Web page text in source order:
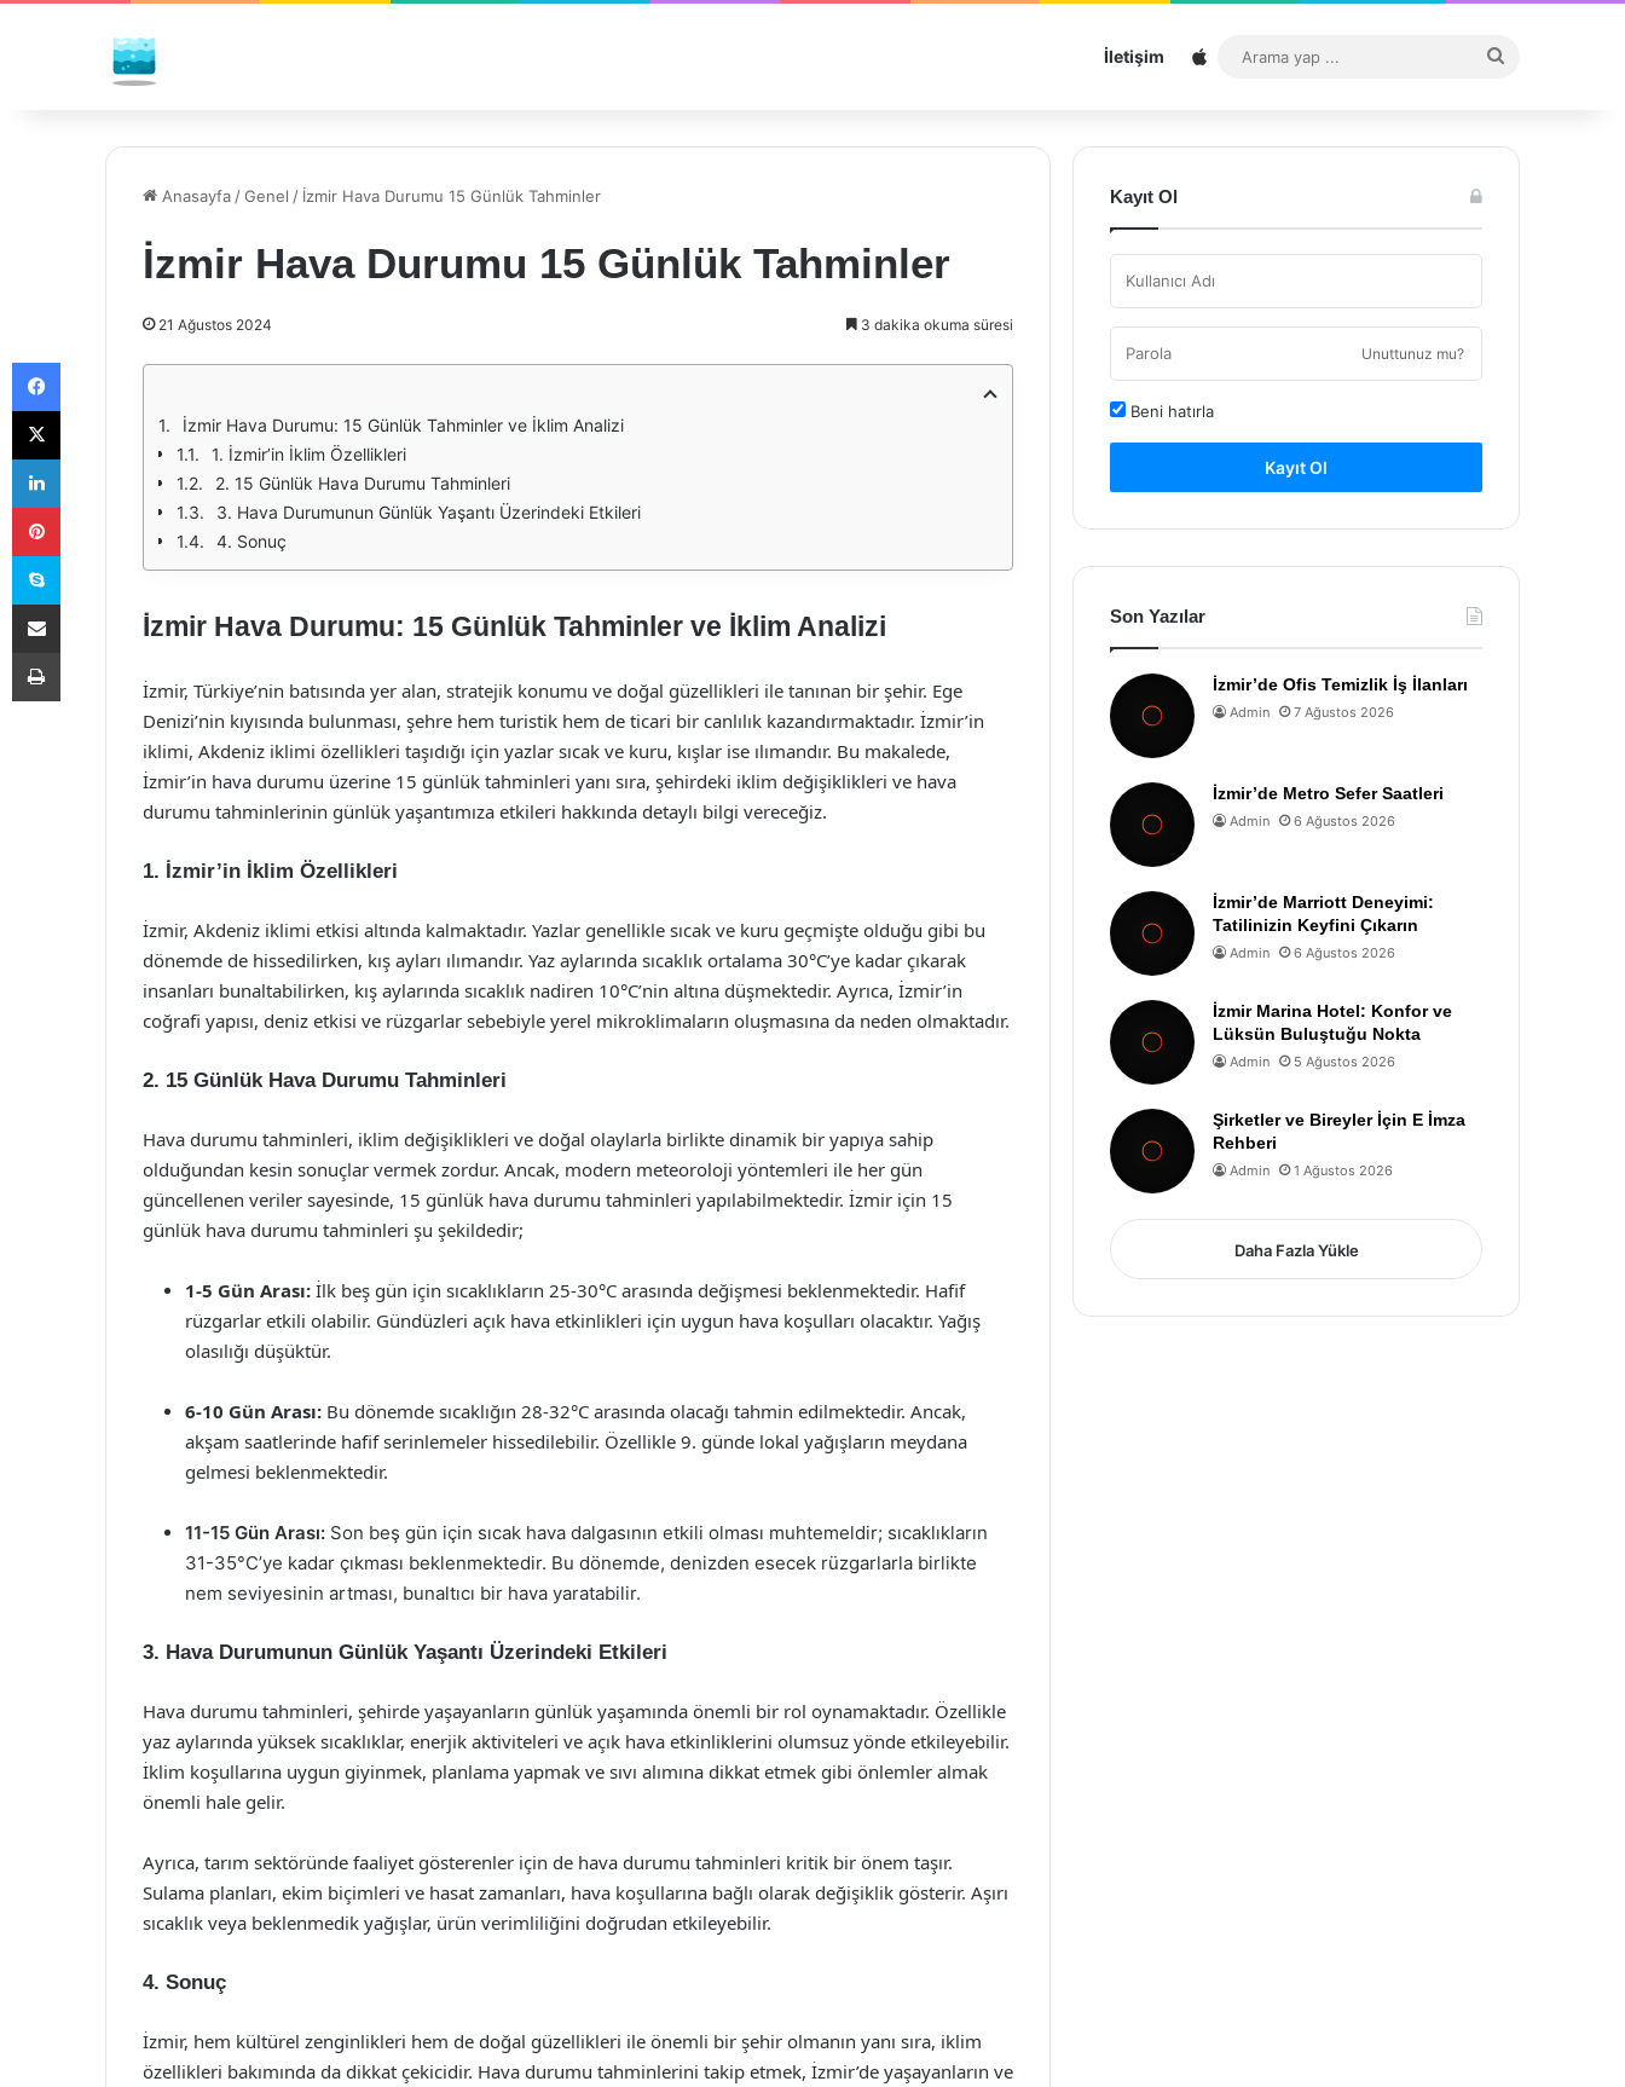
İletişim Sitemap
...
Anasayfa /Genel / İzmir Hava Durumu 15 Günlük Tahminler
İzmir Hava Durumu 15 Günlük Tahminler
21 Ağustos 2024 3 dakika okuma süresi
İzmir Hava Durumu: 15 Günlük Tahminler ve İklim Analizi
1. İzmir’in İklim Özellikleri
2. 15 Günlük Hava Durumu Tahminleri
3. Hava Durumunun Günlük Yaşantı Üzerindeki Etkileri
4. Sonuç
İzmir Hava Durumu: 15 Günlük Tahminler ve İklim Analizi
İzmir, Türkiye’nin batısında yer alan, stratejik konumu ve doğal güzellikleri ile tanınan bir şehir. Ege
Denizi’nin kıyısında bulunması, şehre hem turistik hem de ticari bir canlılık kazandırmaktadır. İzmir’in
iklimi, Akdeniz iklimi özellikleri taşıdığı için yazlar sıcak ve kuru, kışlar ise ılımandır. Bu makalede,
İzmir’in hava durumu üzerine 15 günlük tahminleri yanı sıra, şehirdeki iklim değişiklikleri ve hava
durumu tahminlerinin günlük yaşantımıza etkileri hakkında detaylı bilgi vereceğiz.
1. İzmir’in İklim Özellikleri
İzmir, Akdeniz iklimi etkisi altında kalmaktadır. Yazlar genellikle sıcak ve kuru geçmişte olduğu gibi bu
dönemde de hissedilirken, kış ayları ılımandır. Yaz aylarında sıcaklık ortalama 30°C’ye kadar çıkarak
insanları bunaltabilirken, kış aylarında sıcaklık nadiren 10°C’nin altına düşmektedir. Ayrıca, İzmir’in
coğrafi yapısı, deniz etkisi ve rüzgarlar sebebiyle yerel mikroklimaların oluşmasına da neden olmaktadır.
2. 15 Günlük Hava Durumu Tahminleri
Hava durumu tahminleri, iklim değişiklikleri ve doğal olaylarla birlikte dinamik bir yapıya sahip
olduğundan kesin sonuçlar vermek zordur. Ancak, modern meteoroloji yöntemleri ile her gün
güncellenen veriler sayesinde, 15 günlük hava durumu tahminleri yapılabilmektedir. İzmir için 15
günlük hava durumu tahminleri şu şekildedir;
1-5 Gün Arası: İlk beş gün için sıcaklıkların 25-30°C arasında değişmesi beklenmektedir. Hafif
rüzgarlar etkili olabilir. Gündüzleri açık hava etkinlikleri için uygun hava koşulları olacaktır. Yağış
olasılığı düşüktür.
6-10 Gün Arası: Bu dönemde sıcaklığın 28-32°C arasında olacağı tahmin edilmektedir. Ancak,
akşam saatlerinde hafif serinlemeler hissedilebilir. Özellikle 9. günde lokal yağışların meydana
gelmesi beklenmektedir.
11-15 Gün Arası: Son beş gün için sıcak hava dalgasının etkili olması muhtemeldir; sıcaklıkların
31-35°C’ye kadar çıkması beklenmektedir. Bu dönemde, denizden esecek rüzgarlarla birlikte
nem seviyesinin artması, bunaltıcı bir hava yaratabilir.
3. Hava Durumunun Günlük Yaşantı Üzerindeki Etkileri
Hava durumu tahminleri, şehirde yaşayanların günlük yaşamında önemli bir rol oynamaktadır. Özellikle
yaz aylarında yüksek sıcaklıklar, enerjik aktiviteleri ve açık hava etkinliklerini olumsuz yönde etkileyebilir.
İklim koşullarına uygun giyinmek, planlama yapmak ve sıvı alımına dikkat etmek gibi önlemler almak
önemli hale gelir.
Ayrıca, tarım sektöründe faaliyet gösterenler için de hava durumu tahminleri kritik bir önem taşır.
Sulama planları, ekim biçimleri ve hasat zamanları, hava koşullarına bağlı olarak değişiklik gösterir. Aşırı
sıcaklık veya beklenmedik yağışlar, ürün verimliliğini doğrudan etkileyebilir.
4. Sonuç
İzmir, hem kültürel zenginlikleri hem de doğal güzellikleri ile önemli bir şehir olmanın yanı sıra, iklim
özellikleri bakımında da dikkat çekicidir. Hava durumu tahminlerini takip etmek, İzmir’de yaşayanların ve
Kayıt Ol
Unuttunuz mu?
Beni hatırla
Kayıt Ol
Son Yazılar
İzmir’de Ofis Temizlik İş İlanları
Admin 7 Ağustos 2026
İzmir’de Metro Sefer Saatleri
Admin 6 Ağustos 2026
İzmir’de Marriott Deneyimi:
Tatilinizin Keyfini Çıkarın
Admin 6 Ağustos 2026
İzmir Marina Hotel: Konfor ve
Lüksün Buluştuğu Nokta
Admin 5 Ağustos 2026
Şirketler ve Bireyler İçin E İmza
Rehberi
Admin 1 Ağustos 2026
Daha Fazla Yükle
Facebook
X
LinkedIn
Pinterest
Skype
E-Posta ile paylaş